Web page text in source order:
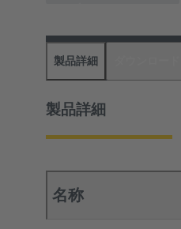
製品詳細
製品詳細
名称